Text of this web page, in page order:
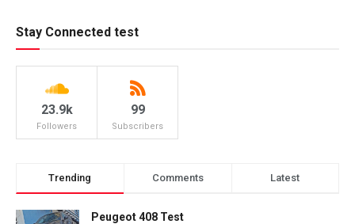
Stay Connected test
23.9k
Followers
99
Subscribers
Trending Comments Latest
Peugeot 408 Test